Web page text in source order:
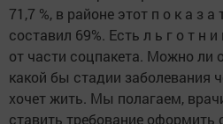
71,7 %, в районе этот п о к а з
составил 69%. Есть л ь г о т н
от части соцпакета. Можно ли
какой бы стадии заболевания
хочет жить. Мы полагаем,
ставить требование оформить